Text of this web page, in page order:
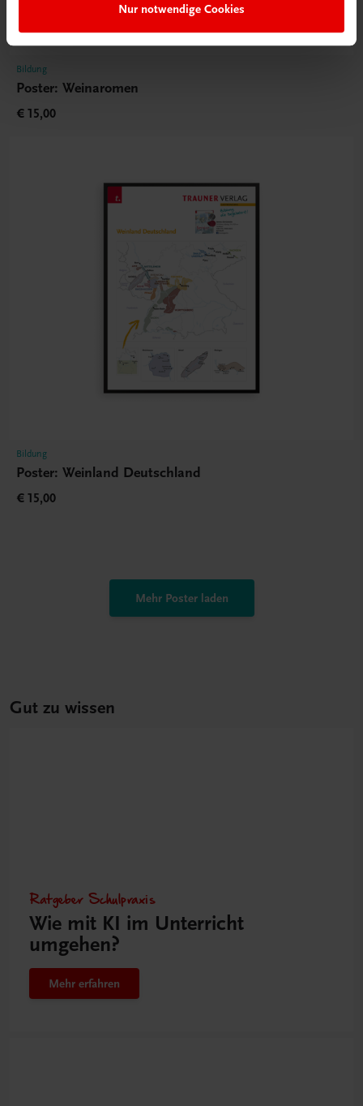
Nur notwendige Cookies
Bildung
Poster: Weinaromen
€ 15,00
Bildung
Poster: Weinland Deutschland
€ 15,00
Mehr Poster laden
Gut zu wissen
Ratgeber Schulpraxis
Wie mit KI im Unterricht
umgehen?
Mehr erfahren